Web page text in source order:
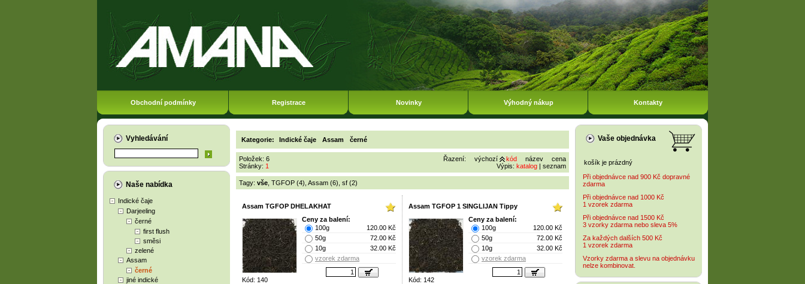
Obchodní podmínky Registrace Novinky Výhodný nákup Kontakty
Vyhledávání
Naše nabídka
Indické čaje
Darjeeling
černé
first flush
směsi
zelené
Assam
černé
jiné indické
Kategorie: Indické čaje Assam černé
Řazení: výchozí kód název
cena
Výpis: katalog | seznam
Položek: 6
Stránky: 1
Tagy: vše TGFOP (4) Assam (6) sf (2)
Assam TGFOP DHELAKHAT
Kód: 140
Ceny za balení:
100g
120.00 Kč
50g
72.00 Kč
10g
32.00 Kč
vzorek zdarma
Assam TGFOP 1 SINGLIJAN Tippy
Kód: 142
Ceny za balení:
100g
120.00 Kč
50g
72.00 Kč
10g
32.00 Kč
vzorek zdarma
Vaše objednávka
košík je prázdný
Při objednávce nad 900 Kč dopravné
zdarma
Při objednávce nad 1000 Kč
1 vzorek zdarma
Při objednávce nad 1500 Kč
3 vzorky zdarma nebo sleva 5%
Za každých dalších 500 Kč
1 vzorek zdarma
Vzorky zdarma a slevu na objednávku
nelze kombinovat.